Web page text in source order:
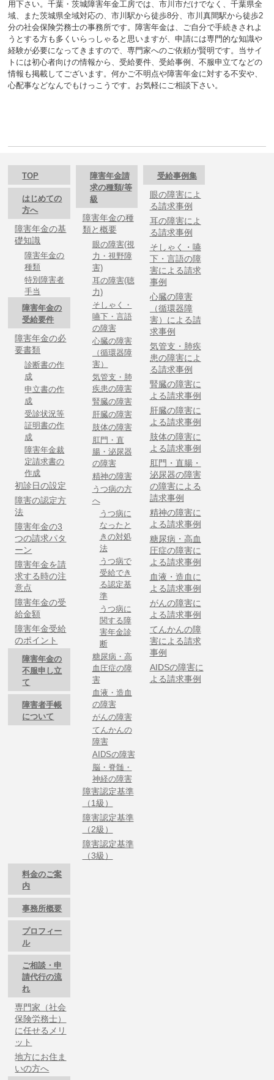
用下さい。千葉・茨城障害年金工房では、市川市だけでなく、千葉県全
域、また茨城県全域対応の、市川駅から徒歩8分、市川真間駅から徒歩2
分の社会保険労務士の事務所です。障害年金は、ご自分で手続きされよ
うとする方も多くいらっしゃると思いますが、申請には専門的な知識や
経験が必要になってきますので、専門家へのご依頼が賢明です。当サイ
トには初心者向けの情報から、受給要件、受給事例、不服申立てなどの
情報も掲載してございます。何かご不明点や障害年金に対する不安や、
心配事などなんでもけっこうです。お気軽にご相談下さい。
TOP
はじめての
方へ
障害年金の基
礎知識
障害年金の
種類
特別障害者
手当
障害年金の
受給要件
障害年金の必
要書類
診断書の作
成
申立書の作
成
受診状況等
証明書の作
成
障害年金裁
定請求書の
作成
初診日の設定
障害の認定方
法
障害年金の3
つの請求パタ
ーン
障害年金を請
求する時の注
意点
障害年金の受
給金額
障害年金受給
のポイント
障害年金の
不服申し立
て
障害者手帳
について
障害年金請
求の種類/等
級
障害年金の種
類と概要
眼の障害(視
力・視野障
害)
耳の障害(聴
力)
そしゃく・
嚥下・言語
の障害
心臓の障害
（循環器障
害）
気管支・肺
疾患の障害
腎臓の障害
肝臓の障害
肢体の障害
肛門・直
腸・泌尿器
の障害
精神の障害
うつ病の方
へ
うつ病に
なったと
きの対処
法
うつ病で
受給でき
る認定基
準
うつ病に
関する障
害年金診
断
糖尿病・高
血圧症の障
害
血液・造血
の障害
がんの障害
てんかんの
障害
AIDSの障害
脳・脊髄・
神経の障害
障害認定基準
（1級）
障害認定基準
（2級）
障害認定基準
（3級）
受給事例集
眼の障害によ
る請求事例
耳の障害によ
る請求事例
そしゃく・嚥
下・言語の障
害による請求
事例
心臓の障害
（循環器障
害）による請
求事例
気管支・肺疾
患の障害によ
る請求事例
腎臓の障害に
よる請求事例
肝臓の障害に
よる請求事例
肢体の障害に
よる請求事例
肛門・直腸・
泌尿器の障害
の障害による
請求事例
精神の障害に
よる請求事例
糖尿病・高血
圧症の障害に
よる請求事例
血液・造血に
よる請求事例
がんの障害に
よる請求事例
てんかんの障
害による請求
事例
AIDSの障害に
よる請求事例
料金のご案
内
事務所概要
プロフィー
ル
ご相談・申
請代行の流
れ
専門家（社会
保険労務士）
に任せるメリ
ット
地方にお住ま
いの方へ